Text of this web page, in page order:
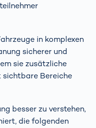
in komplexen
sicherer und
sie zusätzliche
Bereiche
besser zu verstehen,
die folgenden